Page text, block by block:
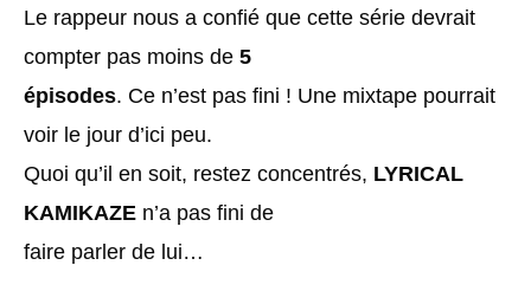
Le rappeur nous a confié que cette série devrait
compter pas moins de 5
épisodes. Ce n’est pas fini ! Une mixtape pourrait
voir le jour d’ici peu.
Quoi qu’il en soit, restez concentrés, LYRICAL
KAMIKAZE n’a pas fini de
faire parler de lui…